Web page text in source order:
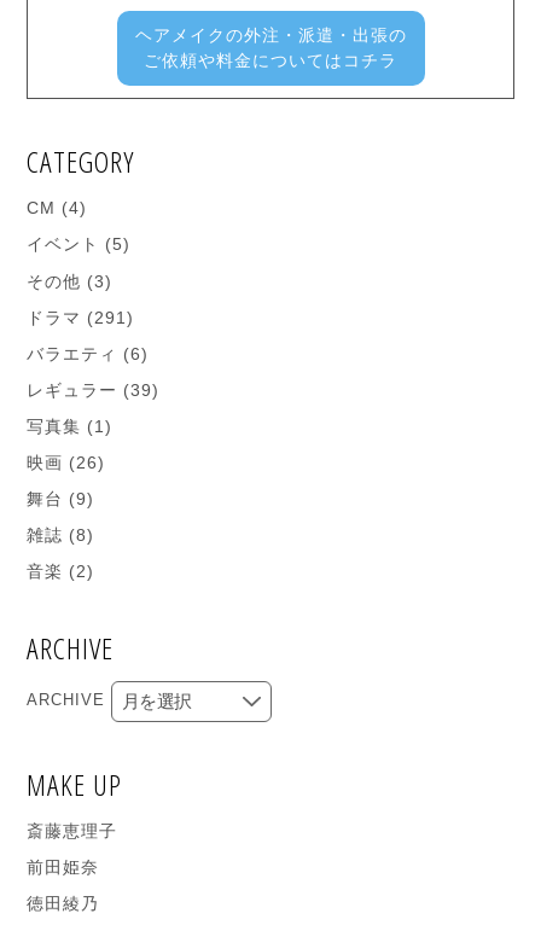
ヘアメイクの外注・派遣・出張の
ご依頼や料金についてはコチラ
CATEGORY
CM (4)
イベント
(5)
その他 (3)
ドラマ (291)
バラエティ
(6)
レギュラー (39)
写真集 (1)
映画 (26)
舞台 (9)
雑誌 (8)
音楽 (2)
ARCHIVE
ARCHIVE
MAKE UP
斎藤恵理子
前田姫奈
徳田綾乃